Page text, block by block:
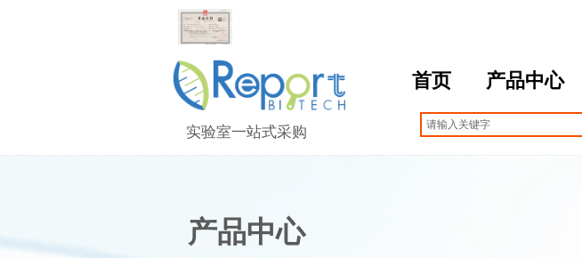
产品中心
首页 产品中心
实验室一站式采购